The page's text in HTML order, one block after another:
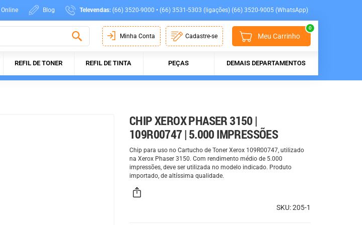
Online Blog Televendas: (66) 3520-9000 • (66) 3531-5303 (ligações) (66) 3520-9005 (WhatsApp)
Minha Conta Cadastre-se Meu Carrinho
0
REFIL DE TONER REFIL DE TINTA PEÇAS DEMAIS DEPARTAMENTOS
CHIP XEROX PHASER 3150 |
109R00747 | 5.000 IMPRESSÕES
Chip para uso no Cartucho de Toner Xerox 109R00747, utilizado
na Xerox Phaser 3150. Com rendimento médio de 5.000
impressões, deve ser utilizada no modelo indicado. Produto
importado, de altíssima qualidade.
SKU: 205-1